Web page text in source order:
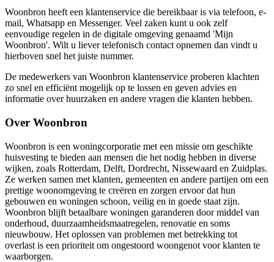
Woonbron heeft een klantenservice die bereikbaar is via telefoon, e-
mail, Whatsapp en Messenger. Veel zaken kunt u ook zelf
eenvoudige regelen in de digitale omgeving genaamd 'Mijn
Woonbron'. Wilt u liever telefonisch contact opnemen dan vindt u
hierboven snel het juiste nummer.
De medewerkers van Woonbron klantenservice proberen klachten
zo snel en efficiënt mogelijk op te lossen en geven advies en
informatie over huurzaken en andere vragen die klanten hebben.
Over Woonbron
Woonbron is een woningcorporatie met een missie om geschikte
huisvesting te bieden aan mensen die het nodig hebben in diverse
wijken, zoals Rotterdam, Delft, Dordrecht, Nissewaard en Zuidplas.
Ze werken samen met klanten, gemeenten en andere partijen om een
prettige woonomgeving te creëren en zorgen ervoor dat hun
gebouwen en woningen schoon, veilig en in goede staat zijn.
Woonbron blijft betaalbare woningen garanderen door middel van
onderhoud, duurzaamheidsmaatregelen, renovatie en soms
nieuwbouw. Het oplossen van problemen met betrekking tot
overlast is een prioriteit om ongestoord woongenot voor klanten te
waarborgen.